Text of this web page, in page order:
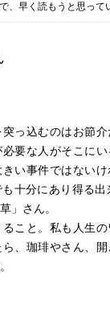
、早く読もうと思って
っ込むのはお節
要な人がそこに
い事件ではない
十分にあり得る
」さん。
こと。私も人生
、珈琲やさん、